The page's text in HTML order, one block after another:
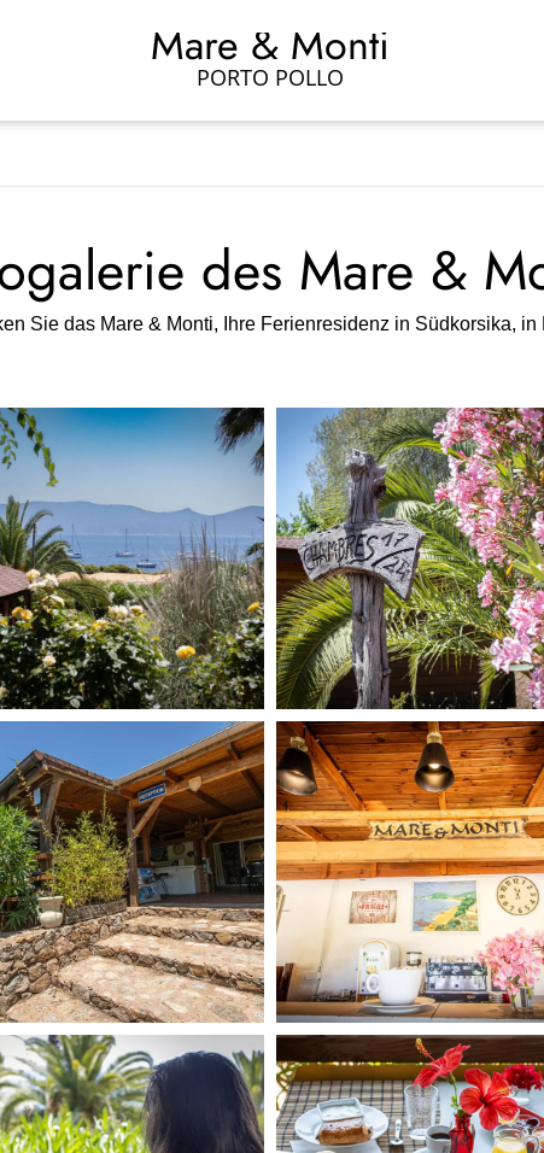
Mare & Monti
PORTO POLLO
des Mare &
Sie das Mare & Monti, Ihre Ferienresidenz in Südkorsika, in